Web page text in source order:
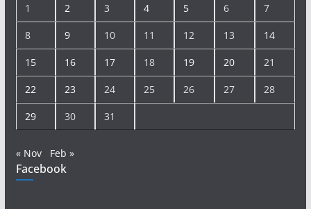
1 2 3 4 5 6 7
8 9 10 11 12 13 14
15 16 17 18 19 20 21
22 23 24 25 26 27 28
29 30 31
« Nov Feb »
Facebook